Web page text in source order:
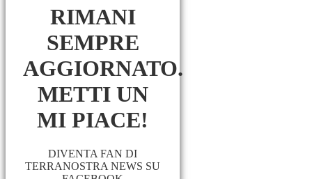
RIMANI
SEMPRE
AGGIORNATO.
METTI UN
MI PIACE!
DIVENTA FAN DI
TERRANOSTRA NEWS SU